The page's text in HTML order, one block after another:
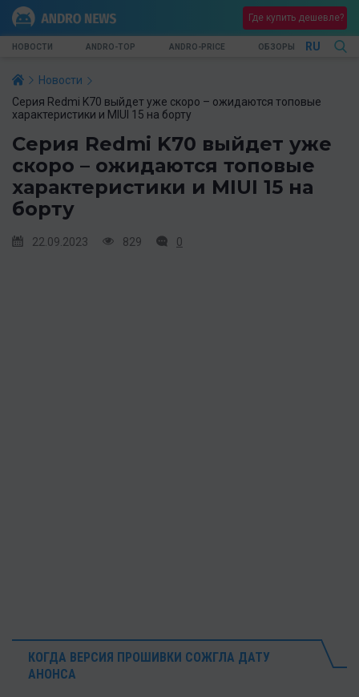
Где купить дешевле?
НОВОСТИ ANDRO-TOP ANDRO-PRICE ОБЗОРЫ RU
Новости
Серия Redmi K70 выйдет уже скоро – ожидаются топовые
характеристики и MIUI 15 на борту
Серия Redmi K70 выйдет уже
скоро – ожидаются топовые
характеристики и MIUI 15 на
борту
22.09.2023 829 0
КОГДА ВЕРСИЯ ПРОШИВКИ СОЖГЛА ДАТУ
АНОНСА